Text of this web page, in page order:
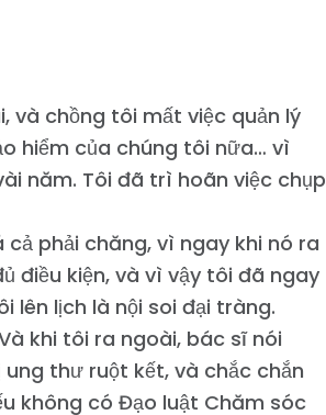
và chồng tôi mất việc quản lý
hiểm của chúng tôi nữa… vì
năm. Tôi đã trì hoãn việc chụp
phải chăng, vì ngay khi nó ra
điều kiện, và vì vậy tôi đã ngay
lên lịch là nội soi đại tràng.
khi tôi ra ngoài, bác sĩ nói
thư ruột kết, và chắc chắn
không có Đạo luật Chăm sóc